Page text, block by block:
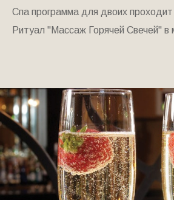
Спа программа для двоих
Ритуал "Массаж Горячей Свечей" в